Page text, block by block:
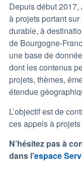
Depuis début
à projets portant
durable, à
de Bourgogne-
une base de
dont les contenus
projets, thèmes,
étendue
L’objectif est de
ces appels à
N’hésitez pas à
dans l'espace